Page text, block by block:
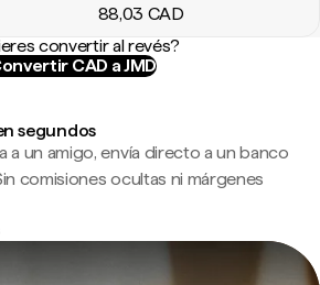
88,03 CAD
convertir al revés?
CAD a JMD
segundos
a un amigo, envía directo a un banco
comisiones ocultas ni márgenes